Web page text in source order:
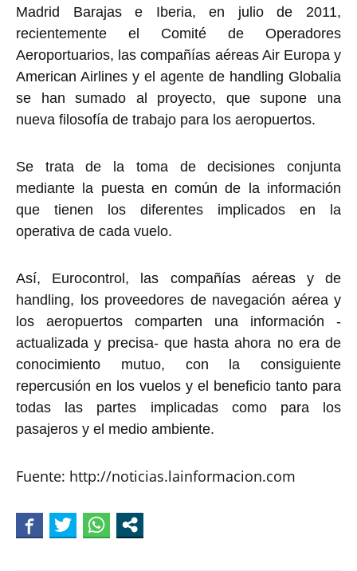
Madrid Barajas e Iberia, en julio de 2011,
recientemente el Comité de Operadores
Aeroportuarios, las compañías aéreas Air Europa y
American Airlines y el agente de handling Globalia
se han sumado al proyecto, que supone una
nueva filosofía de trabajo para los aeropuertos.
Se trata de la toma de decisiones conjunta
mediante la puesta en común de la información
que tienen los diferentes implicados en la
operativa de cada vuelo.
Así, Eurocontrol, las compañías aéreas y de
handling, los proveedores de navegación aérea y
los aeropuertos comparten una información -
actualizada y precisa- que hasta ahora no era de
conocimiento mutuo, con la consiguiente
repercusión en los vuelos y el beneficio tanto para
todas las partes implicadas como para los
pasajeros y el medio ambiente.
Fuente: http://noticias.lainformacion.com